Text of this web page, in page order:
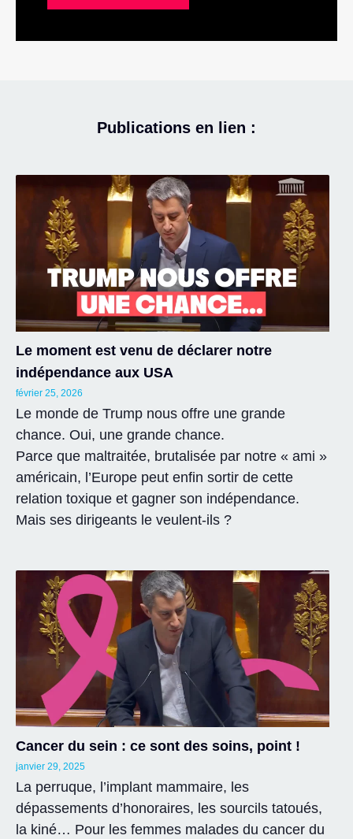
Publications en lien :
Le moment est venu de déclarer notre
indépendance aux USA
février 25, 2026
Le monde de Trump nous offre une grande
chance. Oui, une grande chance.
Parce que maltraitée, brutalisée par notre « ami »
américain, l’Europe peut enfin sortir de cette
relation toxique et gagner son indépendance.
Mais ses dirigeants le veulent-ils ?
Cancer du sein : ce sont des soins, point !
janvier 29, 2025
La perruque, l’implant mammaire, les
dépassements d’honoraires, les sourcils tatoués,
la kiné… Pour les femmes malades du cancer du